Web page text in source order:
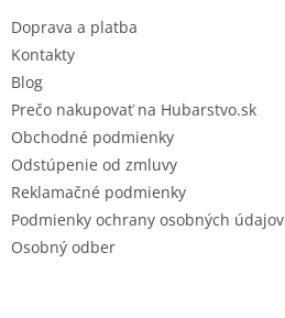
Doprava a platba
Kontakty
Blog
Prečo nakupovať na Hubarstvo.sk
Obchodné podmienky
Odstúpenie od zmluvy
Reklamačné podmienky
Podmienky ochrany osobných údajov
Osobný odber